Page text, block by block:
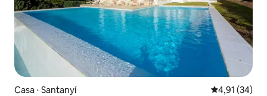
Casa ⋅ Santanyí 4,91 de uma
4,91 (34)